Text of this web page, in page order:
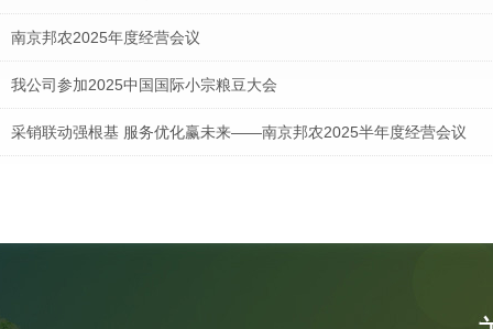
南京邦农2025年度经营会议
我公司参加2025中国国际小宗粮豆大会
采销联动强根基 服务优化赢未来——南京邦农2025半年度经营会议